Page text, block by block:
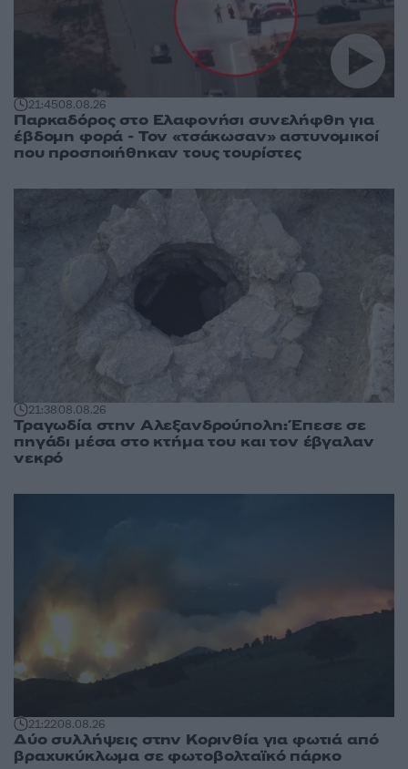
21:4508.08.26
Παρκαδόρος στο Ελαφονήσι συνελήφθη για
έβδομη φορά - Τον «τσάκωσαν» αστυνομικοί
που προσποιήθηκαν τους τουρίστες
21:3808.08.26
Τραγωδία στην Αλεξανδρούπολη: Έπεσε σε
πηγάδι μέσα στο κτήμα του και τον έβγαλαν
νεκρό
21:2208.08.26
Δύο συλλήψεις στην Κορινθία για φωτιά από
βραχυκύκλωμα σε φωτοβολταϊκό πάρκο